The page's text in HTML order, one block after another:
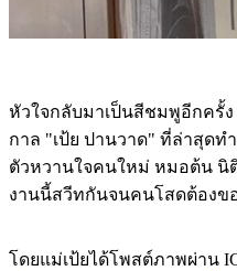
หัวใจกลับมาเป็นสีชมพูอีกครั้
กาล "เป้ย ปานวาด" ที่ล่าสุดท
ตัวหวานใจคนใหม่ หมอต้น นิ
งานนี้สวีทกันจนคนโสดต้องข
โดยแม่เป้ยได้โพสต์ภาพผ่าน